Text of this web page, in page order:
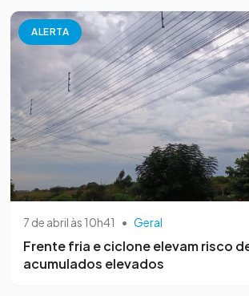
ALERTA
7 de abril às 10h41 • Geral
Frente fria e ciclone elevam risco
acumulados elevados